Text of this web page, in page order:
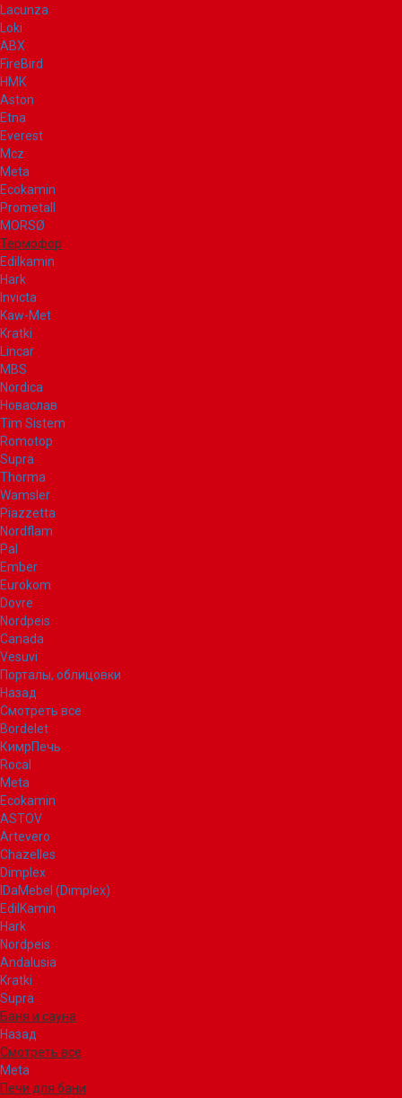
Lacunza
Loki
ABX
FireBird
НМК
Aston
Etna
Everest
Mcz
Meta
Ecokamin
Prometall
MORSØ
Термофор
Edilkamin
Hark
Invicta
Kaw-Met
Kratki
Lincar
MBS
Nordica
Новаслав
Tim Sistem
Romotop
Supra
Thorma
Wamsler
Piazzetta
Nordflam
Pal
Ember
Eurokom
Dovre
Nordpeis
Canada
Vesuvi
Порталы, облицовки
Назад
Смотреть все
Bordelet
КимрПечь
Rocal
Meta
Ecokamin
ASTOV
Artevero
Chazelles
Dimplex
IDaMebel (Dimplex)
EdilKamin
Hark
Nordpeis
Andalusia
Kratki
Supra
Баня и сауна
Назад
Смотреть все
Meta
Печи для бани